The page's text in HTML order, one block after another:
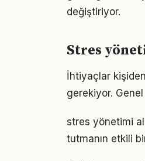
değiştiriyor.
Stres
İhtiyaçlar
gerekiyor. Genel
stres yönetimi
tutmanın etkili